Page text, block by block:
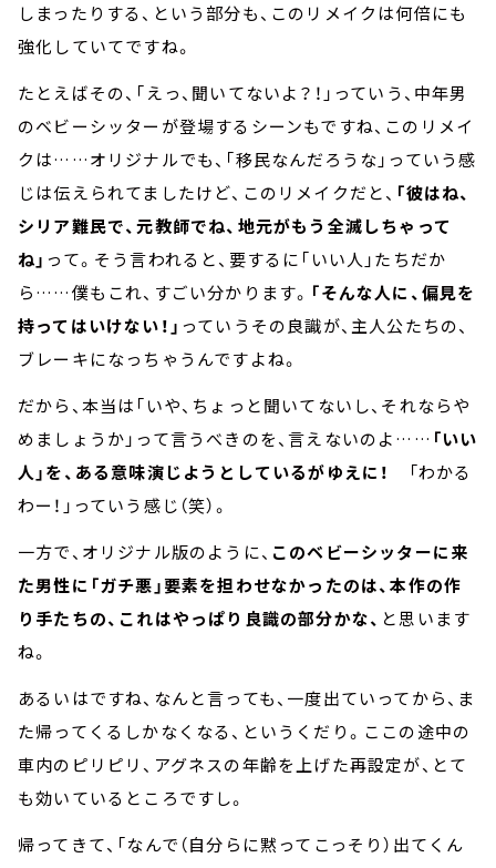
しまったりする、という部分も、このリメイクは何倍にも
強化していてですね。
たとえばその、「えっ、聞いてないよ？！」っていう、中年男
のベビーシッターが登場するシーンもですね、このリメイ
クは……オリジナルでも、「移民なんだろうな」っていう感
じは伝えられてましたけど、このリメイクだと、 「彼はね、
シリア難民で、元教師でね、地元がもう全滅しちゃって
ね」 って。そう言われると、要するに「いい人」たちだか
ら……僕もこれ、すごい分かります。 「そんな人に、偏見を
持ってはいけない！」 っていうその良識が、主人公たちの、
ブレーキになっちゃうんですよね。
だから、本当は「いや、ちょっと聞いてないし、それならや
めましょうか」って言うべきのを、言えないのよ…… 「いい
人」を、ある意味演じようとしているがゆえに！
「わかる
わー！」っていう感じ（笑）。
一方で、オリジナル版のように、 このベビーシッターに来
た男性に「ガチ悪」要素を担わせなかったのは、本作の作
り手たちの、これはやっぱり良識の部分かな、 と思います
ね。
あるいはですね、なんと言っても、一度出ていってから、ま
た帰ってくるしかなくなる、というくだり。ここの途中の
車内のピリピリ、アグネスの年齢を上げた再設定が、とて
も効いているところですし。
帰ってきて、「なんで（自分らに黙ってこっそり）出てくん